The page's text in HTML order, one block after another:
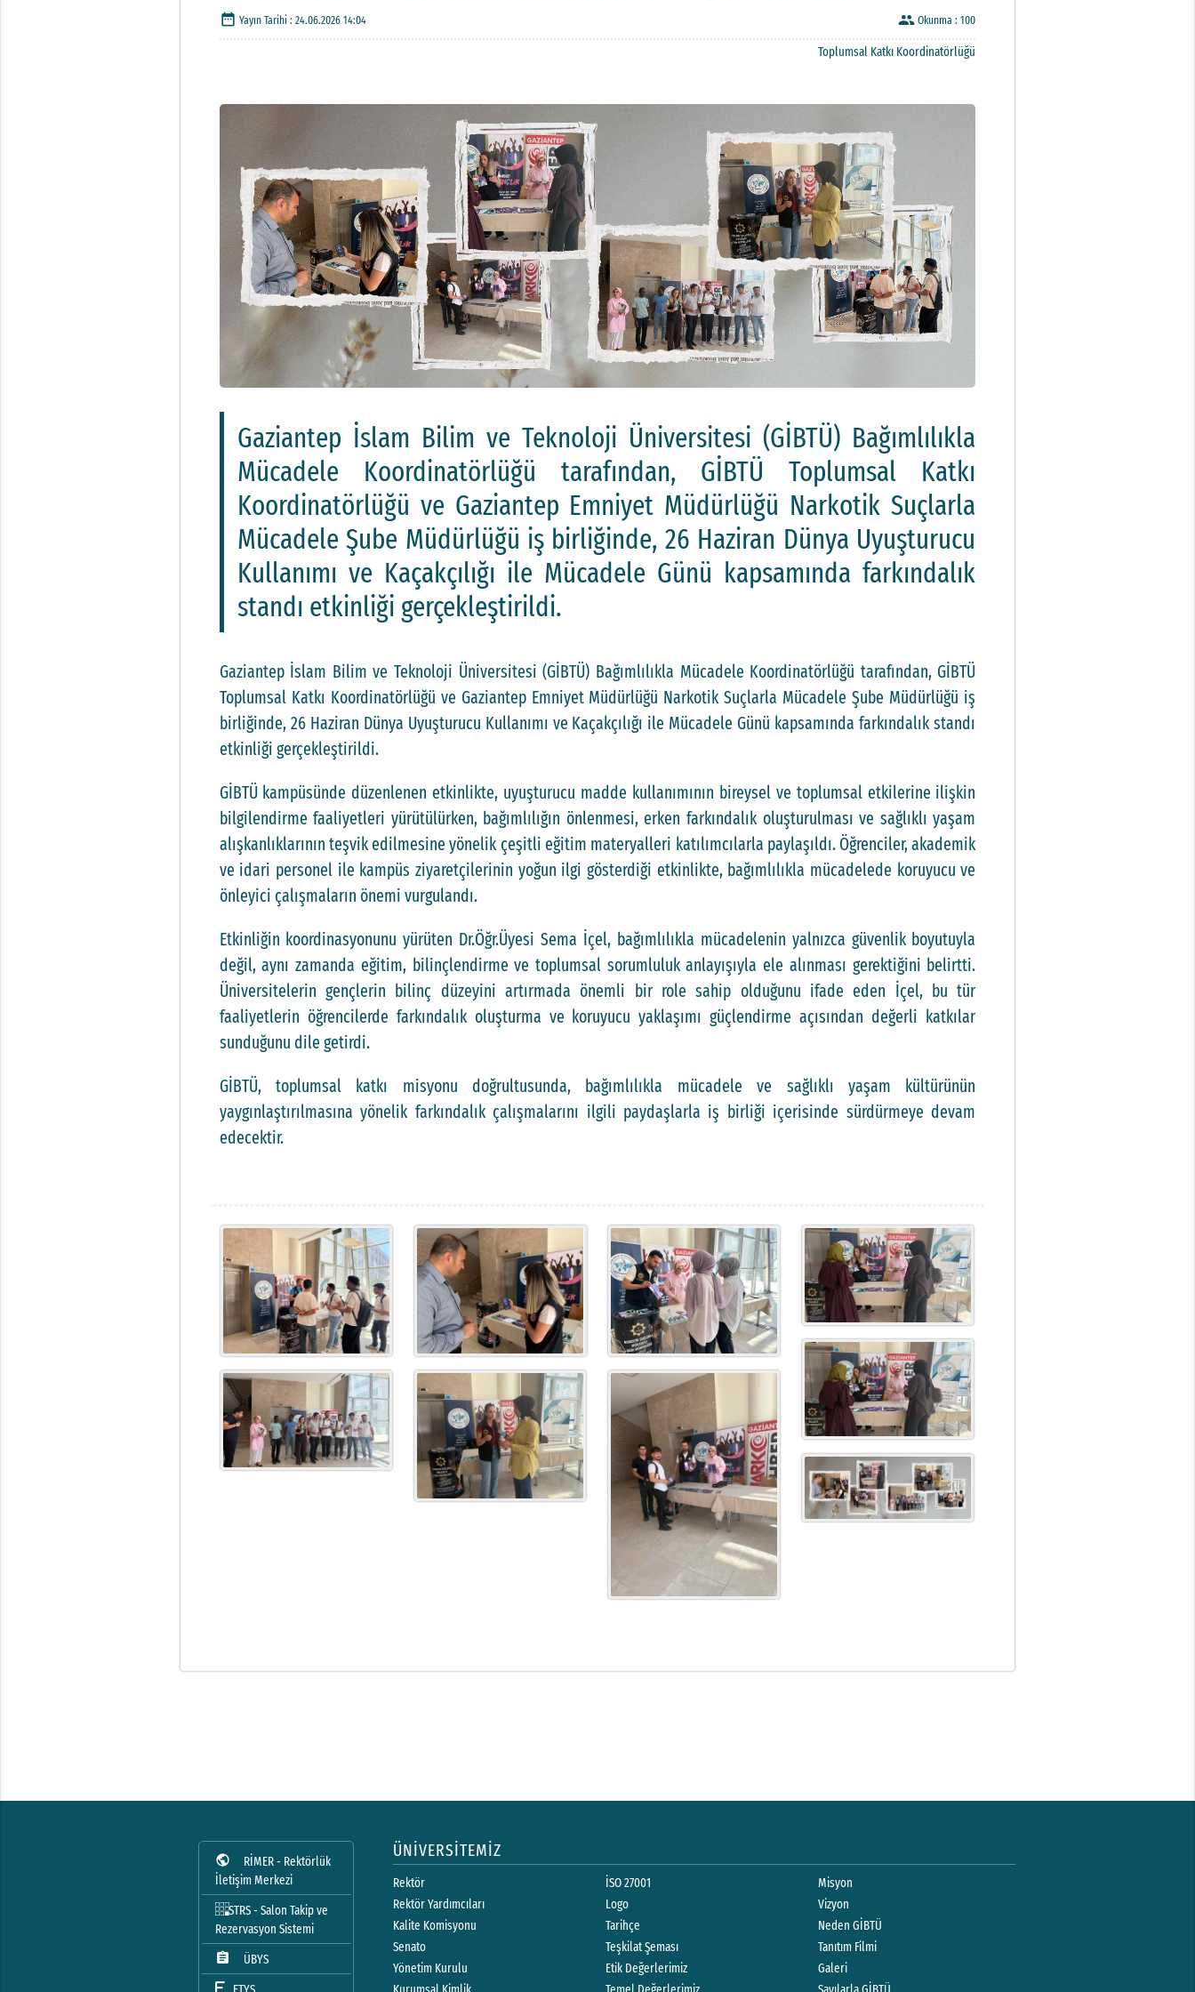
date_range Yayın Tarihi : 24.06.2026 14:04 people Okunma :100
Toplumsal Katkı Koordinatörlüğü
Gaziantep İslam Bilim ve Teknoloji Üniversitesi (GİBTÜ) Bağımlılıkla
Mücadele Koordinatörlüğü tarafından, GİBTÜ Toplumsal Katkı
Koordinatörlüğü ve Gaziantep Emniyet Müdürlüğü Narkotik Suçlarla
Mücadele Şube Müdürlüğü iş birliğinde, 26 Haziran Dünya Uyuşturucu
Kullanımı ve Kaçakçılığı ile Mücadele Günü kapsamında farkındalık
standı etkinliği gerçekleştirildi.
Gaziantep İslam Bilim ve Teknoloji Üniversitesi (GİBTÜ) Bağımlılıkla Mücadele Koordinatörlüğü tarafından, GİBTÜ
Toplumsal Katkı Koordinatörlüğü ve Gaziantep Emniyet Müdürlüğü Narkotik Suçlarla Mücadele Şube Müdürlüğü iş
birliğinde, 26 Haziran Dünya Uyuşturucu Kullanımı ve Kaçakçılığı ile Mücadele Günü kapsamında farkındalık standı
etkinliği gerçekleştirildi.
GİBTÜ kampüsünde düzenlenen etkinlikte, uyuşturucu madde kullanımının bireysel ve toplumsal etkilerine ilişkin
bilgilendirme faaliyetleri yürütülürken, bağımlılığın önlenmesi, erken farkındalık oluşturulması ve sağlıklı yaşam
alışkanlıklarının teşvik edilmesine yönelik çeşitli eğitim materyalleri katılımcılarla paylaşıldı. Öğrenciler, akademik
ve idari personel ile kampüs ziyaretçilerinin yoğun ilgi gösterdiği etkinlikte, bağımlılıkla mücadelede koruyucu ve
önleyici çalışmaların önemi vurgulandı.
Etkinliğin koordinasyonunu yürüten Dr.Öğr.Üyesi Sema İçel, bağımlılıkla mücadelenin yalnızca güvenlik boyutuyla
değil, aynı zamanda eğitim, bilinçlendirme ve toplumsal sorumluluk anlayışıyla ele alınması gerektiğini belirtti.
Üniversitelerin gençlerin bilinç düzeyini artırmada önemli bir role sahip olduğunu ifade eden İçel, bu tür
faaliyetlerin öğrencilerde farkındalık oluşturma ve koruyucu yaklaşımı güçlendirme açısından değerli katkılar
sunduğunu dile getirdi.
GİBTÜ, toplumsal katkı misyonu doğrultusunda, bağımlılıkla mücadele ve sağlıklı yaşam kültürünün
yaygınlaştırılmasına yönelik farkındalık çalışmalarını ilgili paydaşlarla iş birliği içerisinde sürdürmeye devam
edecektir.
public
RİMER - Rektörlük
İletişim Merkezi
STRS - Salon Takip ve
Rezervasyon Sistemi
assignment
ÜBYS
ÜNİVERSİTEMİZ
Rektör
Rektör Yardımcıları
Kalite Komisyonu
Senato
Yönetim Kurulu
İSO 27001
Logo
Tarihçe
Teşkilat Şeması
Etik Değerlerimiz
Misyon
Vizyon
Neden GİBTÜ
Tanıtım Filmi
Galeri